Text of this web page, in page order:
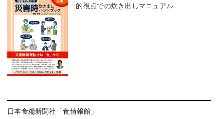
的視点での炊き出しマニュアル
日本食糧新聞社「食情報館」